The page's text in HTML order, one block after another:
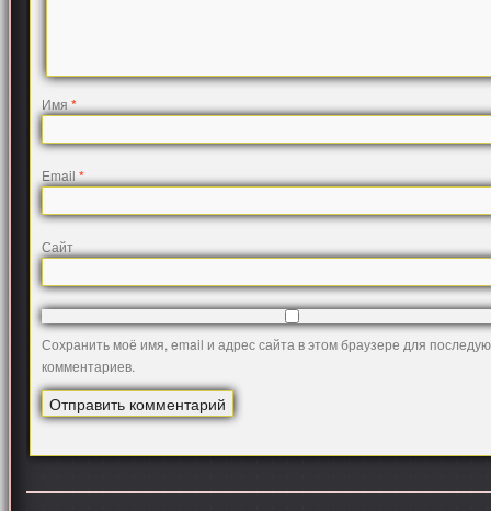
Имя*
Email*
Сайт
Сохранить моё имя, email и адрес сайта в этом браузере для
комментариев.